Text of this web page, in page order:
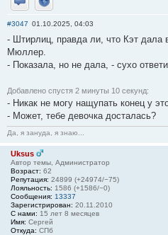
Отправить личное сообщение
Сайт
#3047 01.10.2025, 04:03
- Штирлиц, правда ли, что Кэт дала
Мюллер.
- Показала, но не дала, - сухо
Добавлено спустя 2 минуты 10 секунд:
- Никак не могу нащупать конец у
- Может, тебе девочка досталась?
Да, я зануда, я знаю...
Uksus
Автор темы, Администратор
Возраст: 62
Репутация: 24899 (+24974/−75)
Лояльность: 1586 (+1586/−0)
Сообщения: 13337
Зарегистрирован: 20.11.2010
С нами: 15 лет 8 месяцев
Имя: Сергей
Откуда: СПб